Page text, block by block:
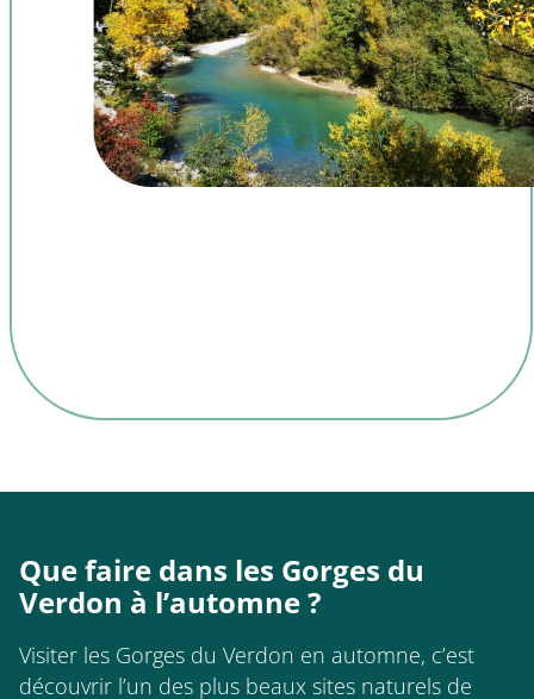
Que faire dans les Gorges du
Verdon à l’automne ?
Visiter les Gorges du Verdon en automne, c’est
découvrir l’un des plus beaux sites naturels de